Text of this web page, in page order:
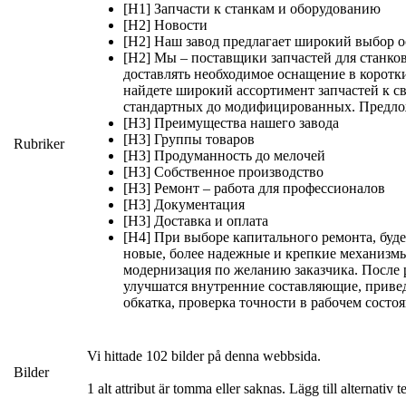
Rubriker
[H1] Запчасти к станкам и оборудованию
[H2] Новости
[H2] Наш завод предлагает широкий выбор
[H2] Мы – поставщики запчастей для
доставлять необходимое оснащение в
найдете широкий ассортимент запчастей к
стандартных до модифицированных.
[H3] Преимущества нашего завода
[H3] Группы товаров
[H3] Продуманность до мелочей
[H3] Собственное производство
[H3] Ремонт – работа для профессионалов
[H3] Документация
[H3] Доставка и оплата
[H4] При выборе капитального ремонта,
новые, более надежные и крепкие
модернизация по желанию заказчика. После
улучшатся внутренние составляющие,
обкатка, проверка точности в рабочем
Bilder
Vi hittade 102 bilder på denna webbsida.
1 alt attribut är tomma eller saknas. Lägg till alternativ